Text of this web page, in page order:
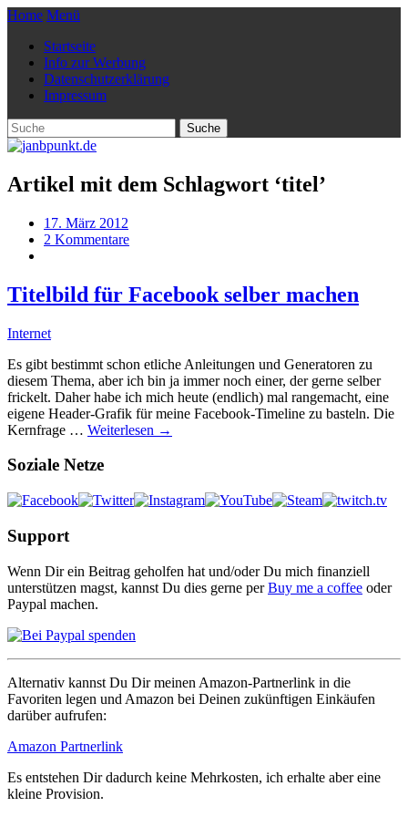
Home Menü
Startseite
Info zur Werbung
Datenschutzerklärung
Impressum
Artikel mit dem Schlagwort ‘titel’
17. März 2012
2 Kommentare
Titelbild für Facebook selber machen
Internet
Es gibt bestimmt schon etliche Anleitungen und Generatoren zu
diesem Thema, aber ich bin ja immer noch einer, der gerne selber
frickelt. Daher habe ich mich heute (endlich) mal rangemacht, eine
eigene Header-Grafik für meine Facebook-Timeline zu basteln. Die
Kernfrage … Weiterlesen →
Soziale Netze
Support
Wenn Dir ein Beitrag geholfen hat und/oder Du mich finanziell
unterstützen magst, kannst Du dies gerne perBuy me a coffee oder
Paypal machen.
Alternativ kannst Du Dir meinen Amazon-Partnerlink in die
Favoriten legen und Amazon bei Deinen zukünftigen Einkäufen
darüber aufrufen:
Amazon Partnerlink
Es entstehen Dir dadurch keine Mehrkosten, ich erhalte aber eine
kleine Provision.